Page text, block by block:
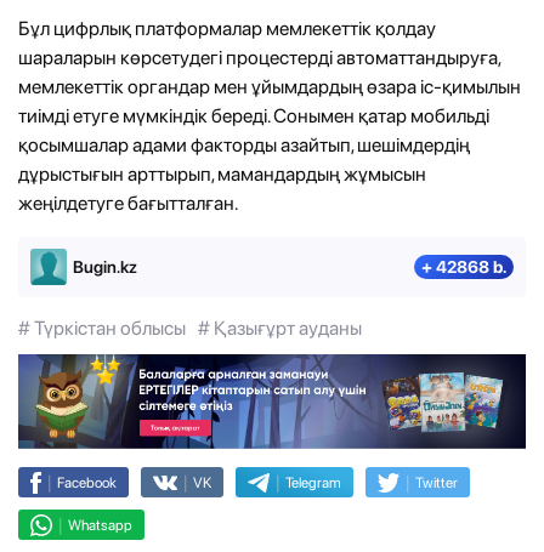
Бұл цифрлық платформалар мемлекеттік қолдау
шараларын көрсетудегі процестерді автоматтандыруға,
мемлекеттік органдар мен ұйымдардың өзара іс-қимылын
тиімді етуге мүмкіндік береді. Сонымен қатар мобильді
қосымшалар адами факторды азайтып, шешімдердің
дұрыстығын арттырып, мамандардың жұмысын
жеңілдетуге бағытталған.
Bugin.kz + 42868 b.
# Түркістан облысы # Қазығұрт ауданы
| Facebook | VK | Telegram | Twitter
| Whatsapp